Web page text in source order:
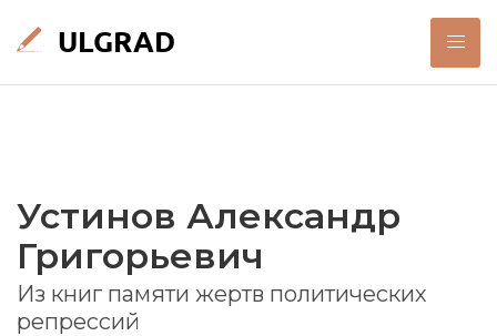
Устинов Александр
Григорьевич
Из книг памяти жертв политических
репрессий